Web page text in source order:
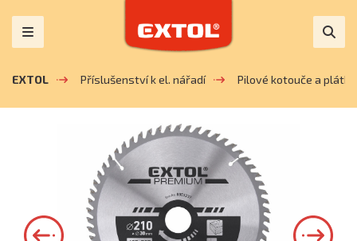
EXTOL Příslušenství k el. nářadí Pilové kotouče a plátky